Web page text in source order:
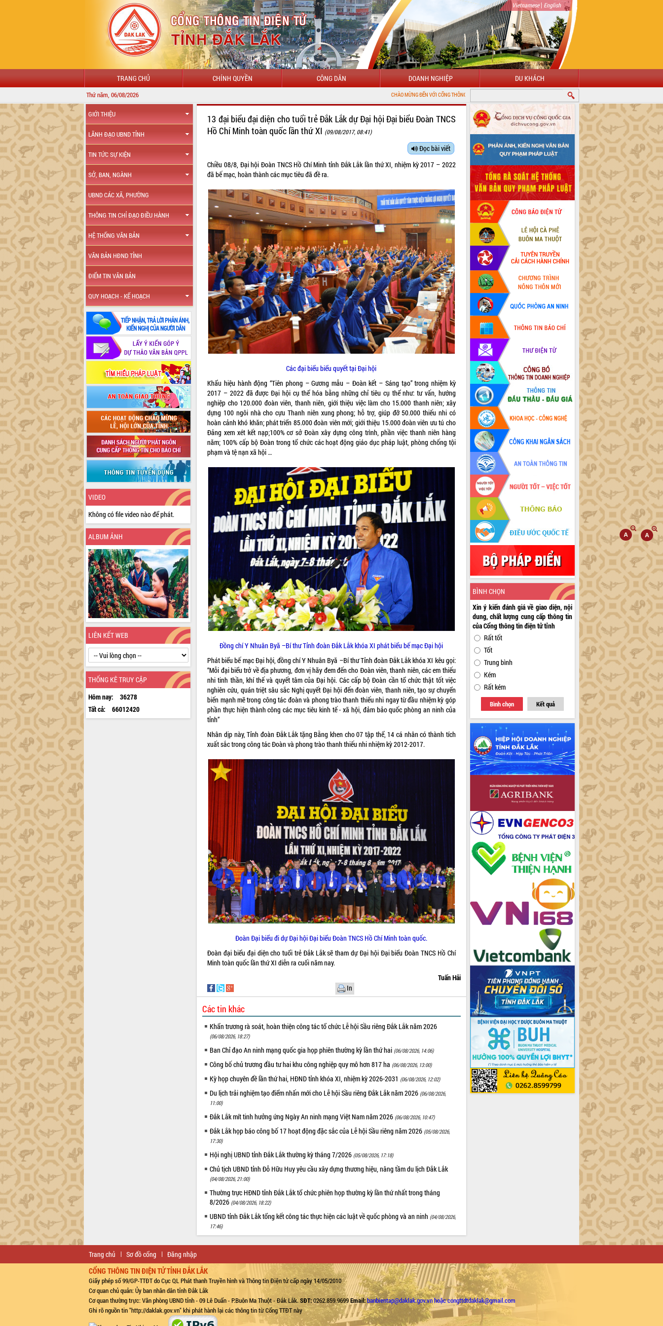
Vietnamese| English
TRANG CHỦ CHÍNH QUYỀN CÔNG DÂN DOANH NGHIỆP DU KHÁCH
Thứ năm, 06/08/2026 CHÀO MỪNG ĐẾN VỚI CỔNG THÔNG TIN ĐIỆN TỬ TỈNH ĐẮK LẮK
GIỚI THIỆU
LÃNH ĐẠO UBND TỈNH
TIN TỨC SỰ KIỆN
SỞ, BAN, NGÀNH
UBND CÁC XÃ, PHƯỜNG
THÔNG TIN CHỈ ĐẠO ĐIỀU HÀNH
HỆ THỐNG VĂN BẢN
VĂN BẢN HĐND TỈNH
ĐIỂM TIN VĂN BẢN
QUY HOẠCH - KẾ HOẠCH
VIDEO
Không có file video nào để phát.
ALBUM ẢNH
LIÊN KẾT WEB
THỐNG KÊ TRUY CẬP
Hôm nay:
36278
Tất cả:
66012420
13 đại biểu đại diện cho tuổi trẻ Đắk Lắk dự Đại hội Đại biểu Đoàn TNCS
Hồ Chí Minh toàn quốc lần thứ XI (09/08/2017, 08:41)
Đọc bài viết
Chiều 08/8, Đại hội Đoàn TNCS Hồ Chí Minh tỉnh Đắk Lắk lần thứ XI, nhiệm kỳ 2017 – 2022
đã bế mạc, hoàn thành các mục tiêu đã đề ra.
Các đại biểu biểu quyết tại Đại hội
Khẩu hiệu hành động “Tiên phong – Gương mẫu – Đoàn kết – Sáng tạo” trong nhiệm kỳ
2017 – 2022 đã được Đại hội cụ thể hóa bằng những chỉ tiêu cụ thể như: tư vấn, hướng
nghiệp cho 120.000 đoàn viên, thanh niên, giới thiệu việc làm cho 15.000 thanh niên; xây
dựng 100 ngôi nhà cho cựu Thanh niên xung phong; hỗ trợ, giúp đỡ 50.000 thiếu nhi có
hoàn cảnh khó khăn; phát triển 85.000 đoàn viên mới; giới thiệu 15.000 đoàn viên ưu tú cho
Đảng xem xét kết nạp;100% cơ sở Đoàn xây dựng công trình, phần việc thanh niên hàng
năm; 100% cấp bộ Đoàn trong tổ chức các hoạt động giáo dục pháp luật, phòng chống tội
phạm và tệ nạn xã hội …
Đồng chí Y Nhuân Byă –Bí thư Tỉnh đoàn Đắk Lắk khóa XI phát biểu bế mạc Đại hội
Phát biểu bế mạc Đại hội, đồng chí Y Nhuân Byă –Bí thư Tỉnh đoàn Đắk Lắk khóa XI kêu gọi:
“Mỗi đại biểu trở về địa phương, đơn vị hãy đem đến cho Đoàn viên, thanh niên, các em thiếu
nhi tinh thần, khí thế và quyết tâm của Đại hội. Các cấp bộ Đoàn cần tổ chức thật tốt việc
nghiên cứu, quán triệt sâu sắc Nghị quyết Đại hội đến đoàn viên, thanh niên, tạo sự chuyển
biến mạnh mẽ trong công tác đoàn và phong trào thanh thiếu nhi ngay từ đầu nhiệm kỳ góp
phần thực hiện thành công các mục tiêu kinh tế - xã hội, đảm bảo quốc phòng an ninh của
tỉnh”
Nhân dịp này, Tỉnh đoàn Đắk Lắk tặng Bằng khen cho 07 tập thể, 14 cá nhân có thành tích
xuất sắc trong công tác Đoàn và phong trào thanh thiếu nhi nhiệm kỳ 2012-2017.
Đoàn Đại biểu đi dự Đại hội Đại biểu Đoàn TNCS Hồ Chí Minh toàn quốc.
Đoàn đại biểu đại diện cho tuổi trẻ Đắk Lắk sẽ tham dự Đại hội Đại biểu Đoàn TNCS Hồ Chí
Minh toàn quốc lần thứ XI diễn ra cuối năm nay.
Tuấn Hải
In
Các tin khác
Khẩn trương rà soát, hoàn thiện công tác tổ chức Lễ hội Sầu riêng Đắk Lắk năm 2026
(06/08/2026, 18:27)
Ban Chỉ đạo An ninh mạng quốc gia họp phiên thường kỳ lần thứ hai (06/08/2026, 14:06)
Công bố chủ trương đầu tư hai khu công nghiệp quy mô hơn 817 ha (06/08/2026, 13:00)
Kỳ họp chuyên đề lần thứ hai, HĐND tỉnh khóa XI, nhiệm kỳ 2026-2031 (06/08/2026, 12:02)
Du lịch trải nghiệm tạo điểm nhấn mới cho Lễ hội Sầu riêng Đắk Lắk năm 2026 (06/08/2026,
11:00)
Đắk Lắk mít tinh hưởng ứng Ngày An ninh mạng Việt Nam năm 2026 (06/08/2026, 10:47)
Đắk Lắk họp báo công bố 17 hoạt động đặc sắc của Lễ hội Sầu riêng năm 2026 (05/08/2026,
17:30)
Hội nghị UBND tỉnh Đắk Lắk thường kỳ tháng 7/2026 (05/08/2026, 17:18)
Chủ tịch UBND tỉnh Đỗ Hữu Huy yêu cầu xây dựng thương hiệu, nâng tầm du lịch Đắk Lắk
(04/08/2026, 21:00)
Thường trực HĐND tỉnh Đắk Lắk tổ chức phiên họp thường kỳ lần thứ nhất trong tháng
8/2026 (04/08/2026, 18:22)
UBND tỉnh Đắk Lắk tổng kết công tác thực hiện các luật về quốc phòng và an ninh (04/08/2026,
17:46)
BÌNH CHỌN
Xin ý kiến đánh giá về giao diện, nội
dung, chất lượng cung cấp thông tin
của Cổng thông tin điện tử tỉnh
Rất tốt
Tốt
Trung bình
Kém
Rất kém
Bình chọn Kết quả
Trang chủ Sơ đồ cổng Đăng nhập
CỔNG THÔNG TIN ĐIỆN TỬ TỈNH ĐẮK LẮK
Giấy phép số 99/GP-TTĐT do Cục QL Phát thanh Truyền hình và Thông tin Điện tử cấp ngày 14/05/2010
Cơ quan chủ quản: Ủy ban nhân dân tỉnh Đắk Lắk
Cơ quan thường trực: Văn phòng UBND tỉnh - 09 Lê Duẩn - P.Buôn Ma Thuột - Đắk Lắk.SĐT:0262.859.9699Email:banbientap@daklak.gov.vn hoặc congttdtdaklak@gmail.com
Ghi rõ nguồn tin "http://daklak.gov.vn" khi phát hành lại các thông tin từ Cổng TTĐT này